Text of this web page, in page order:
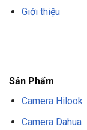
Giới thiệu
Sản Phẩm
Camera Hilook
Camera Dahua